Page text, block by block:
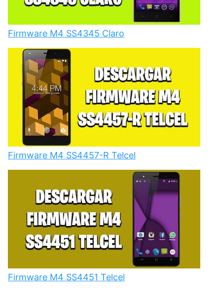
Firmware M4 SS4345 Claro
Firmware M4 SS4457-R Telcel
Firmware M4 SS4451 Telcel